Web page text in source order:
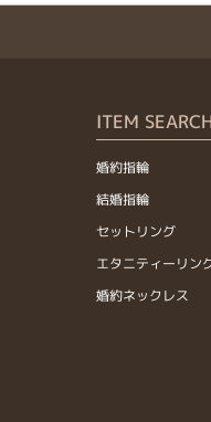
ITEM
婚約指輪
結婚指輪
セットリング
エタニティーリン
婚約ネックレス